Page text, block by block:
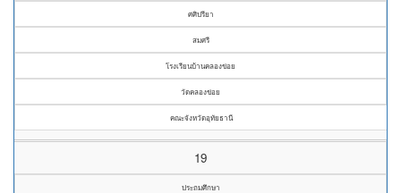
ศศิปรียา
สมศรี
โรงเรียนบ้านคลองข่อย
วัดคลองข่อย
คณะจังหวัดอุทัยธานี
19
ประถมศึกษา